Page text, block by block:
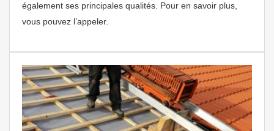
également ses principales qualités. Pour en savoir plus,
vous pouvez l’appeler.